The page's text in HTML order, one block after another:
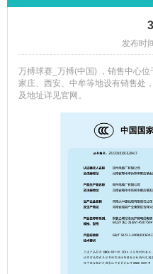
发布时
万搏球赛_万搏(中国) ，销售中心
家庄、西安、中牟等地设有销售处
及地址详见官网。